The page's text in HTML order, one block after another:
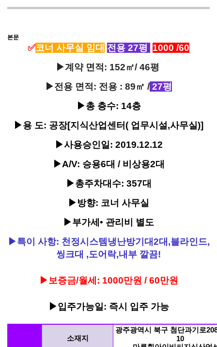
본문
✅코너 사무실 임대 전용 27평
1000 /60
▶계약 면적: 152㎡/ 46평
▶전용 면적: 전용 : 89㎡ / 27평
▶총 층수: 14층
▶용 도: 공장[지식산업센터( 업무시설,사무실)]
▶사용승인일: 2019.12.12
▶A/V: 승용6대 / 비상용2대
▶총주차대수: 357대
▶방향: 코너 사무실
▶부가세• 관리비 별도
▶특이 사항: 천정시스템냉난방기대2대,블라인드,
씽크대 ,도어락,내부 깔끔!
▶보증금/월세: 1000만원 / 60만원
▶입주가능일: 즉시 입주 가능
소재지
광주광역시 북구 첨단과기로
10